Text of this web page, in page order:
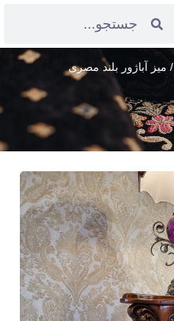
/ میز آباژور بلند مصری